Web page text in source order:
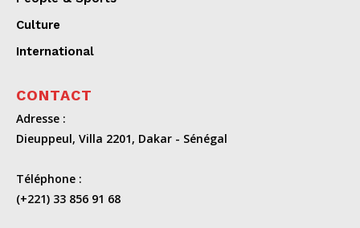
Culture
International
CONTACT
Adresse :
Dieuppeul, Villa 2201, Dakar - Sénégal
Téléphone :
(+221) 33 856 91 68